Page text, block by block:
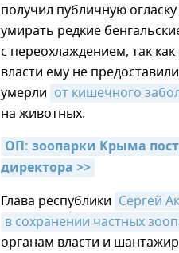
получил публичную
умирать редкие
с переохлаждением, так
власти ему не
умерли от кишечного
на животных.
ОП: зоопарки Крыма
директора >>
Глава республики Сергей
в сохранении частных
органам власти и